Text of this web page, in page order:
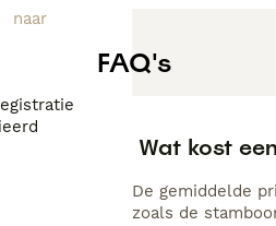
FAQ's
Wat kost
De gemiddelde
zoals de